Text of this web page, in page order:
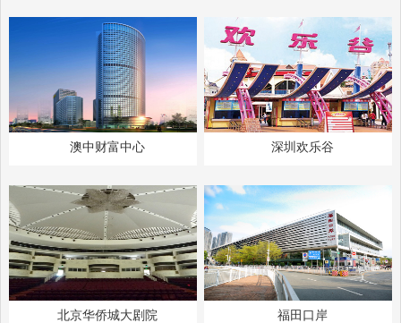
澳中财富中心 深圳欢乐谷
北京华侨城大剧院 福田口岸